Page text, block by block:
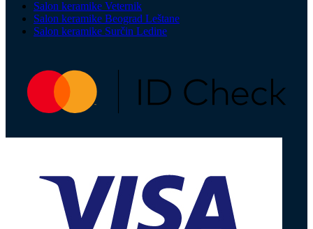
Salon keramike Veternik
Salon keramike Beograd Leštane
Salon keramike Surčin Ledine